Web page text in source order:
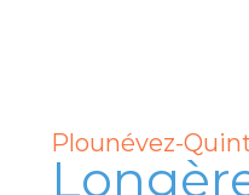
Plounévez-